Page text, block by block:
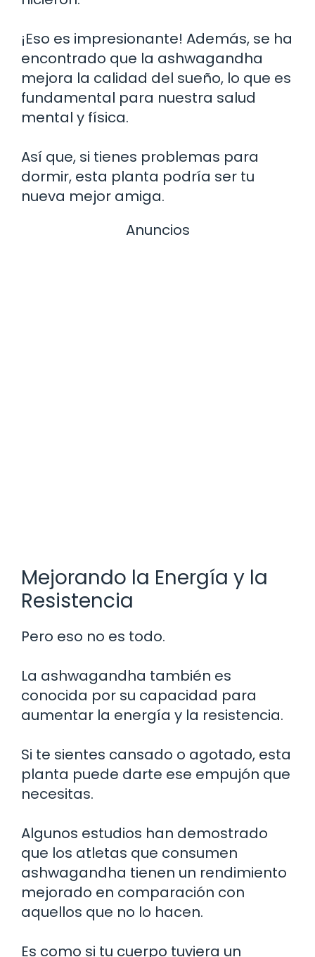
¡Eso es impresionante! Además, se ha
encontrado que la ashwagandha
mejora la calidad del sueño, lo que es
fundamental para nuestra salud
mental y física.
Así que, si tienes problemas para
dormir, esta planta podría ser tu
nueva mejor amiga.
Anuncios
Mejorando la Energía y la
Resistencia
Pero eso no es todo.
La ashwagandha también es
conocida por su capacidad para
aumentar la energía y la resistencia.
Si te sientes cansado o agotado, esta
planta puede darte ese empujón que
necesitas.
Algunos estudios han demostrado
que los atletas que consumen
ashwagandha tienen un rendimiento
mejorado en comparación con
aquellos que no lo hacen.
Es como si tu cuerpo tuviera un